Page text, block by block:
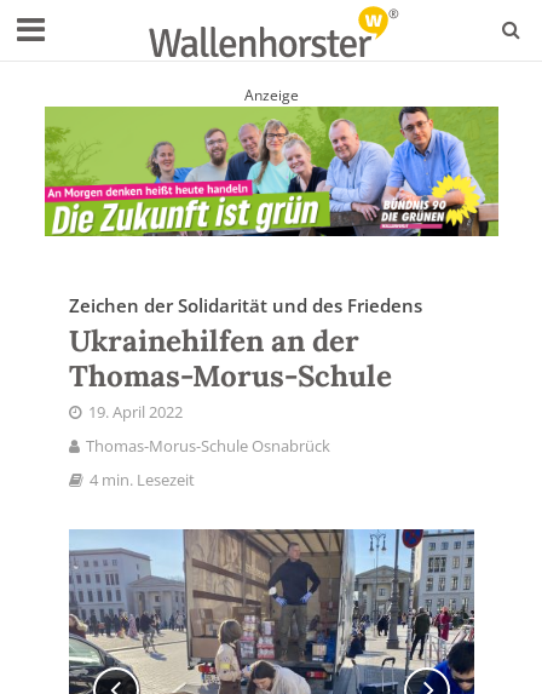
Anzeige
Zeichen der Solidarität und des Friedens
Ukrainehilfen an der
Thomas-Morus-Schule
19. April 2022
Thomas-Morus-Schule Osnabrück
4 min. Lesezeit